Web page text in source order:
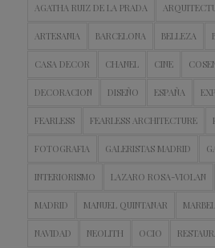
AGATHA RUIZ DE LA PRADA
ARTESANIA BARCELONA BELLEZA
CASA DECOR CHANEL CINE
DECORACION DISEÑO ESPAÑA
FEARLESS FEARLESS ARCHITECTURE
FOTOGRAFIA GALERISTAS MADRID
INTERIORISMO LAZARO ROSA-VIOLAN
MADRID MANUEL QUINTANAR
NAVIDAD NEOLITH OCIO